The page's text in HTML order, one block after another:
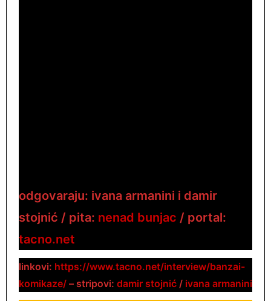
odgovaraju: ivana armanini i damir
stojnić / pita: nenad bunjac / portal:
tacno.net
linkovi: https://www.tacno.net/interview/banzai-
komikaze/– stripovi: damir stojnić / ivana armanini